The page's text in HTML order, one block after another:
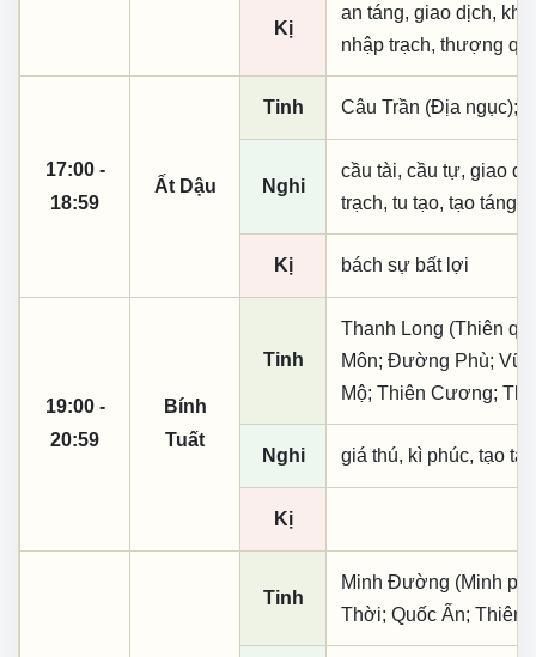
Kị
an táng, giao dịch,
nhập trạch, thượng
17:00 -
18:59
Ất Dậu
Tinh Câu Trần (Địa ngục);
Nghi
cầu tài, cầu tự, giao
trạch, tu tạo, tạo táng,
Kị bách sự bất lợi
19:00 -
20:59
Bính
Tuất
Tinh
Thanh Long (Thiên
Môn; Đường Phù; Vũ
Mộ; Thiên Cương;
Nghi giá thú, kì phúc, tạo
Kị
Tinh
Minh Đường (Minh
Thời; Quốc Ấn; Thiên